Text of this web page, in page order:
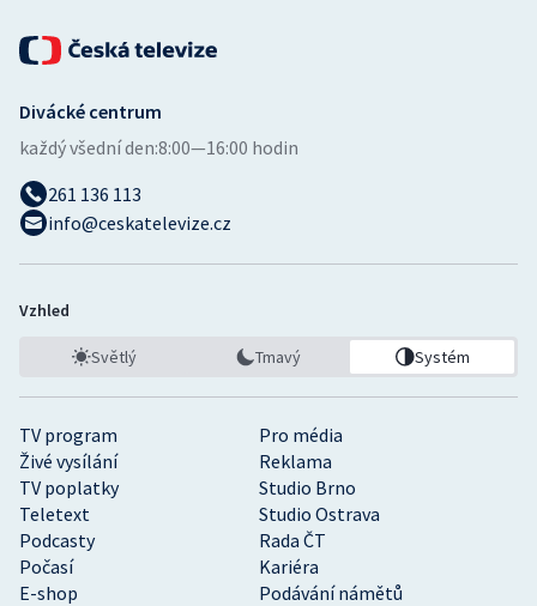
TV program
Pro média
Živé vysílání
Reklama
TV poplatky
Studio Brno
Teletext
Studio Ostrava
Podcasty
Rada ČT
Počasí
Kariéra
E-shop
Podávání námětů
Divácké centrum
každý všední den:8:00—16:00 hodin
261 136 113
info@ceskatelevize.cz
Vzhled
Světlý Tmavý Systém